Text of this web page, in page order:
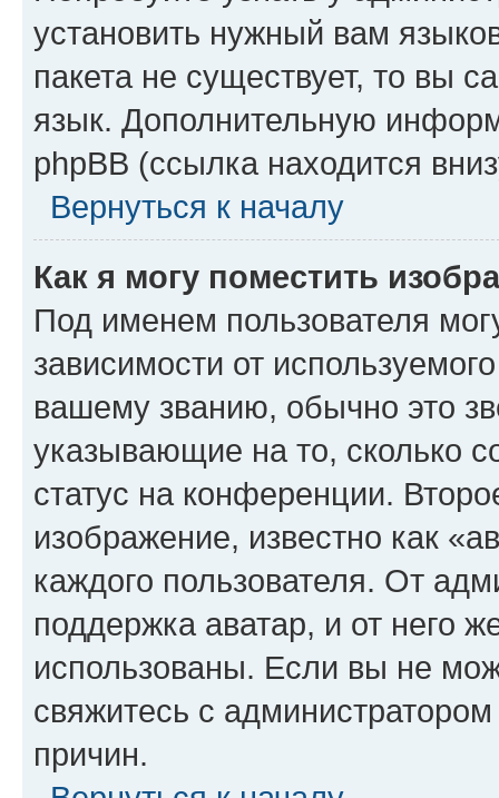
установить нужный вам
пакета не существует, то вы
язык. Дополнительную
phpBB (ссылка находится
Вернуться к началу
Как я могу поместить
Под именем пользователя
зависимости от
вашему званию, обычно это
указывающие на то, сколько
статус на конференции.
изображение, известно как
каждого пользователя. От
поддержка аватар, и от него
использованы. Если вы не
свяжитесь с
причин.